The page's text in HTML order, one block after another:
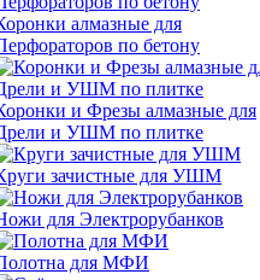
алмазные для
по бетону
и Фрезы алмазные для
и УШМ по плитке
зачистные для УШМ
для Электрорубанков
для МФИ